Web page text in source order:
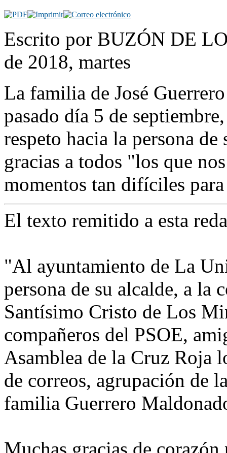
Escrito por BUZÓN DE
de 2018, martes
La familia de José
pasado día 5 de
respeto hacia la persona
gracias a todos "los que
momentos tan difíciles
El texto remitido a esta
"Al ayuntamiento de La
persona de su alcalde, a la
Santísimo Cristo de Los
compañeros del PSOE,
Asamblea de la Cruz Roja
de correos, agrupación de
familia Guerrero
Muchas gracias de